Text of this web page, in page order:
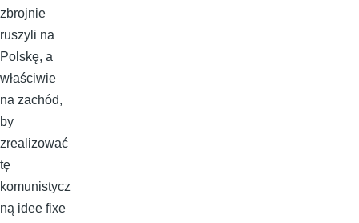
zbrojnie
ruszyli na
Polskę, a
właściwie
na zachód,
by
zrealizować
tę
komunistycz
ną idee fixe